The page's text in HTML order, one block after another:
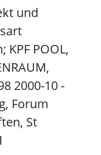
und
POOL,
2000-10 -
Forum
St